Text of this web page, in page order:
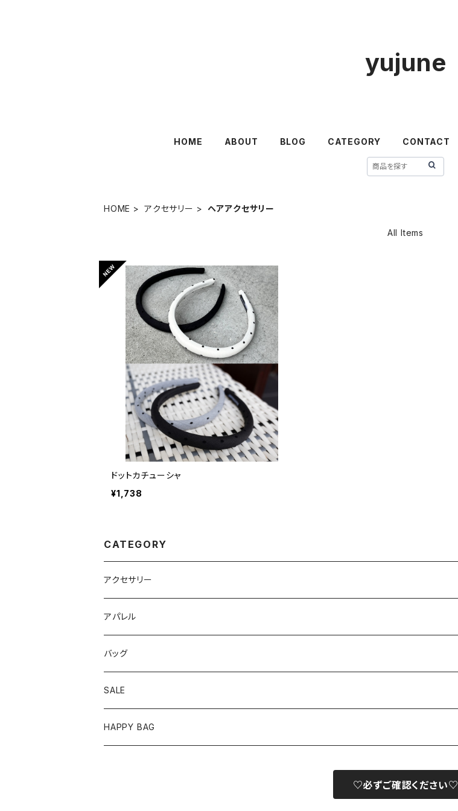
yujune
HOME ABOUT BLOG CATEGORY CONTACT
HOME アクセサリー ヘアアクセサリー
All Items
ドットカチューシャ
¥1,738
CATEGORY
アクセサリー
ピアス
イヤリング
リング
バングル/ブレスレット
アパレル
トップス
ワンピース
ボトムス
バッグ
SALE
HAPPY BAG
♡必ずご確認ください♡